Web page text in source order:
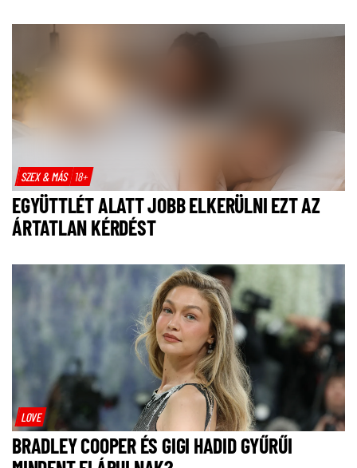
SZEX & MÁS 18+
EGYÜTTLÉT ALATT JOBB ELKERÜLNI EZT AZ
ÁRTATLAN KÉRDÉST
LOVE
BRADLEY COOPER ÉS GIGI HADID GYŰRŰI